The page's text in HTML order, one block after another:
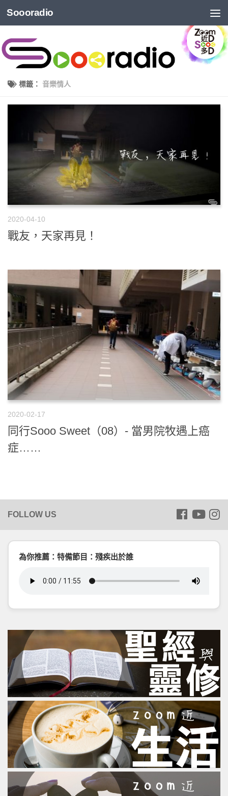
Soooradio
標籤： 音樂情人
2020-04-10
戰友，天家再見！
2020-02-17
同行Sooo Sweet（08）- 當男院牧遇上癌
症……
為你推薦：特備節目：殘疾出於誰